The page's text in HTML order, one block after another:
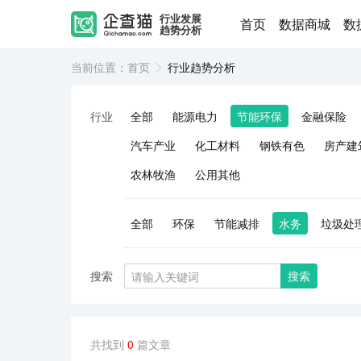
行业发展
趋势分析 首页 数据商城 数
当前位置： 首页 行业趋势分析
行业 全部 能源电力 节能环保
金融保险
汽车产业
化工材料 钢铁有色
房产建
农林牧渔
公用其他
全部 环保 节能减排 水务 垃圾处
搜索 搜索
共找到 0 篇文章